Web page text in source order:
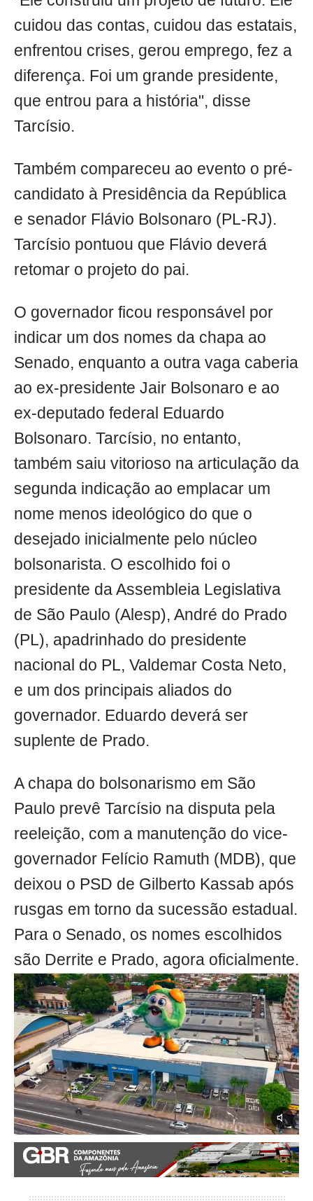
cuidou das contas, cuidou das estatais,
enfrentou crises, gerou emprego, fez a
diferença. Foi um grande presidente,
que entrou para a história", disse
Tarcísio.
Também compareceu ao evento o pré-
candidato à Presidência da República
e senador Flávio Bolsonaro (PL-RJ).
Tarcísio pontuou que Flávio deverá
retomar o projeto do pai.
O governador ficou responsável por
indicar um dos nomes da chapa ao
Senado, enquanto a outra vaga caberia
ao ex-presidente Jair Bolsonaro e ao
ex-deputado federal Eduardo
Bolsonaro. Tarcísio, no entanto,
também saiu vitorioso na articulação da
segunda indicação ao emplacar um
nome menos ideológico do que o
desejado inicialmente pelo núcleo
bolsonarista. O escolhido foi o
presidente da Assembleia Legislativa
de São Paulo (Alesp), André do Prado
(PL), apadrinhado do presidente
nacional do PL, Valdemar Costa Neto,
e um dos principais aliados do
governador. Eduardo deverá ser
suplente de Prado.
A chapa do bolsonarismo em São
Paulo prevê Tarcísio na disputa pela
reeleição, com a manutenção do vice-
governador Felício Ramuth (MDB), que
deixou o PSD de Gilberto Kassab após
rusgas em torno da sucessão estadual.
Para o Senado, os nomes escolhidos
são Derrite e Prado, agora oficialmente.